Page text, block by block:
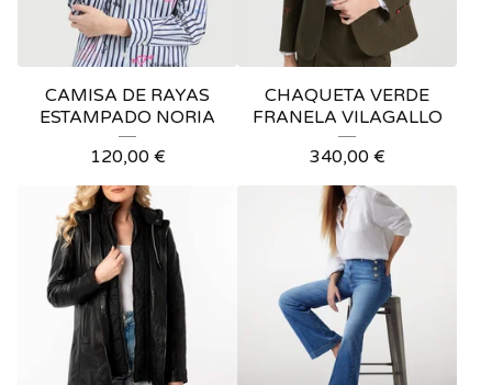
CAMISA DE RAYAS
ESTAMPADO NORIA
120,00 €
CHAQUETA VERDE
FRANELA VILAGALLO
340,00 €